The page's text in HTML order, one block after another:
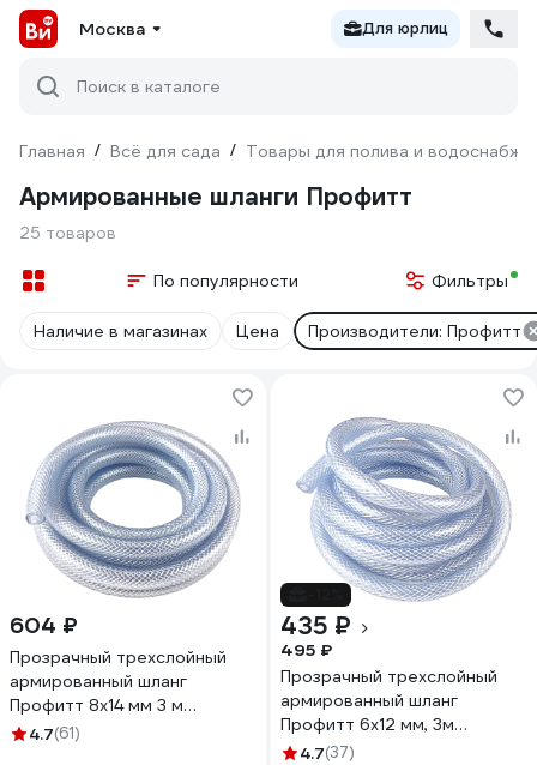
Москва Для юрлиц
Поиск в каталоге
Главная / Всё для сада / Товары для полива и
Армированные шланги Профитт
25 товаров
По популярности Фильтры
Наличие в магазинах Цена Производители: Профитт
604 ₽
Прозрачный трехслойный
армированный шланг
Профитт 8х14 мм 3 м
4823365
4.7(61)
435 ₽
495 ₽
Прозрачный трехслойный
армированный шланг
Профитт 6х12 мм, 3м
4823358
4.7(37)